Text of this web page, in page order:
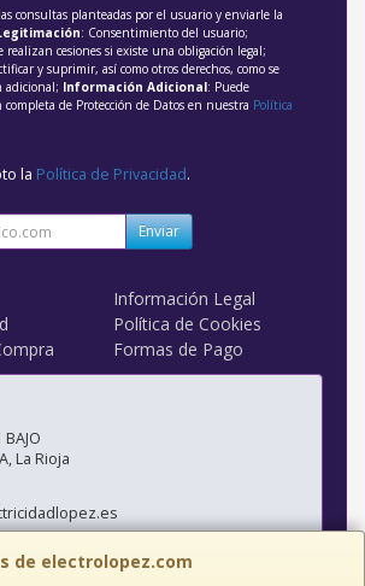
de electrolopez.com
consultas planteadas por el usuario y enviarle la
: Consentimiento del usuario;
realizan cesiones si existe una obligación legal;
y suprimir, así como otros derechos, como se
adicional; Información Adicional: Puede
de Protección de Datos en nuestra Política
la Política de Privacidad.
Enviar
Información Legal
Política de Cookies
Formas de Pago
BAJO
,La Rioja